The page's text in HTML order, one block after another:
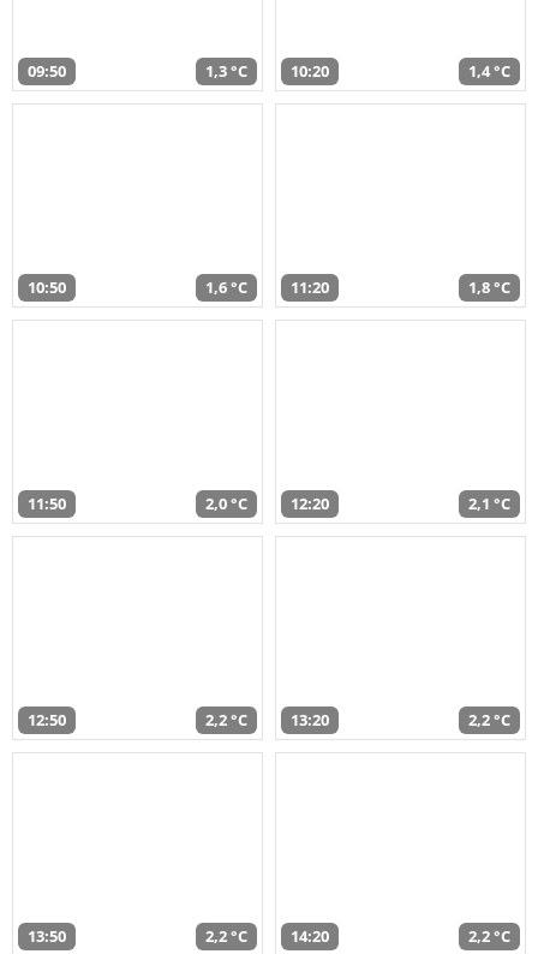
09:50 1,3 °C 10:20 1,4 °C
10:50 1,6 °C 11:20 1,8 °C
11:50 2,0 °C 12:20 2,1 °C
12:50 2,2 °C 13:20 2,2 °C
13:50 2,2 °C 14:20 2,2 °C